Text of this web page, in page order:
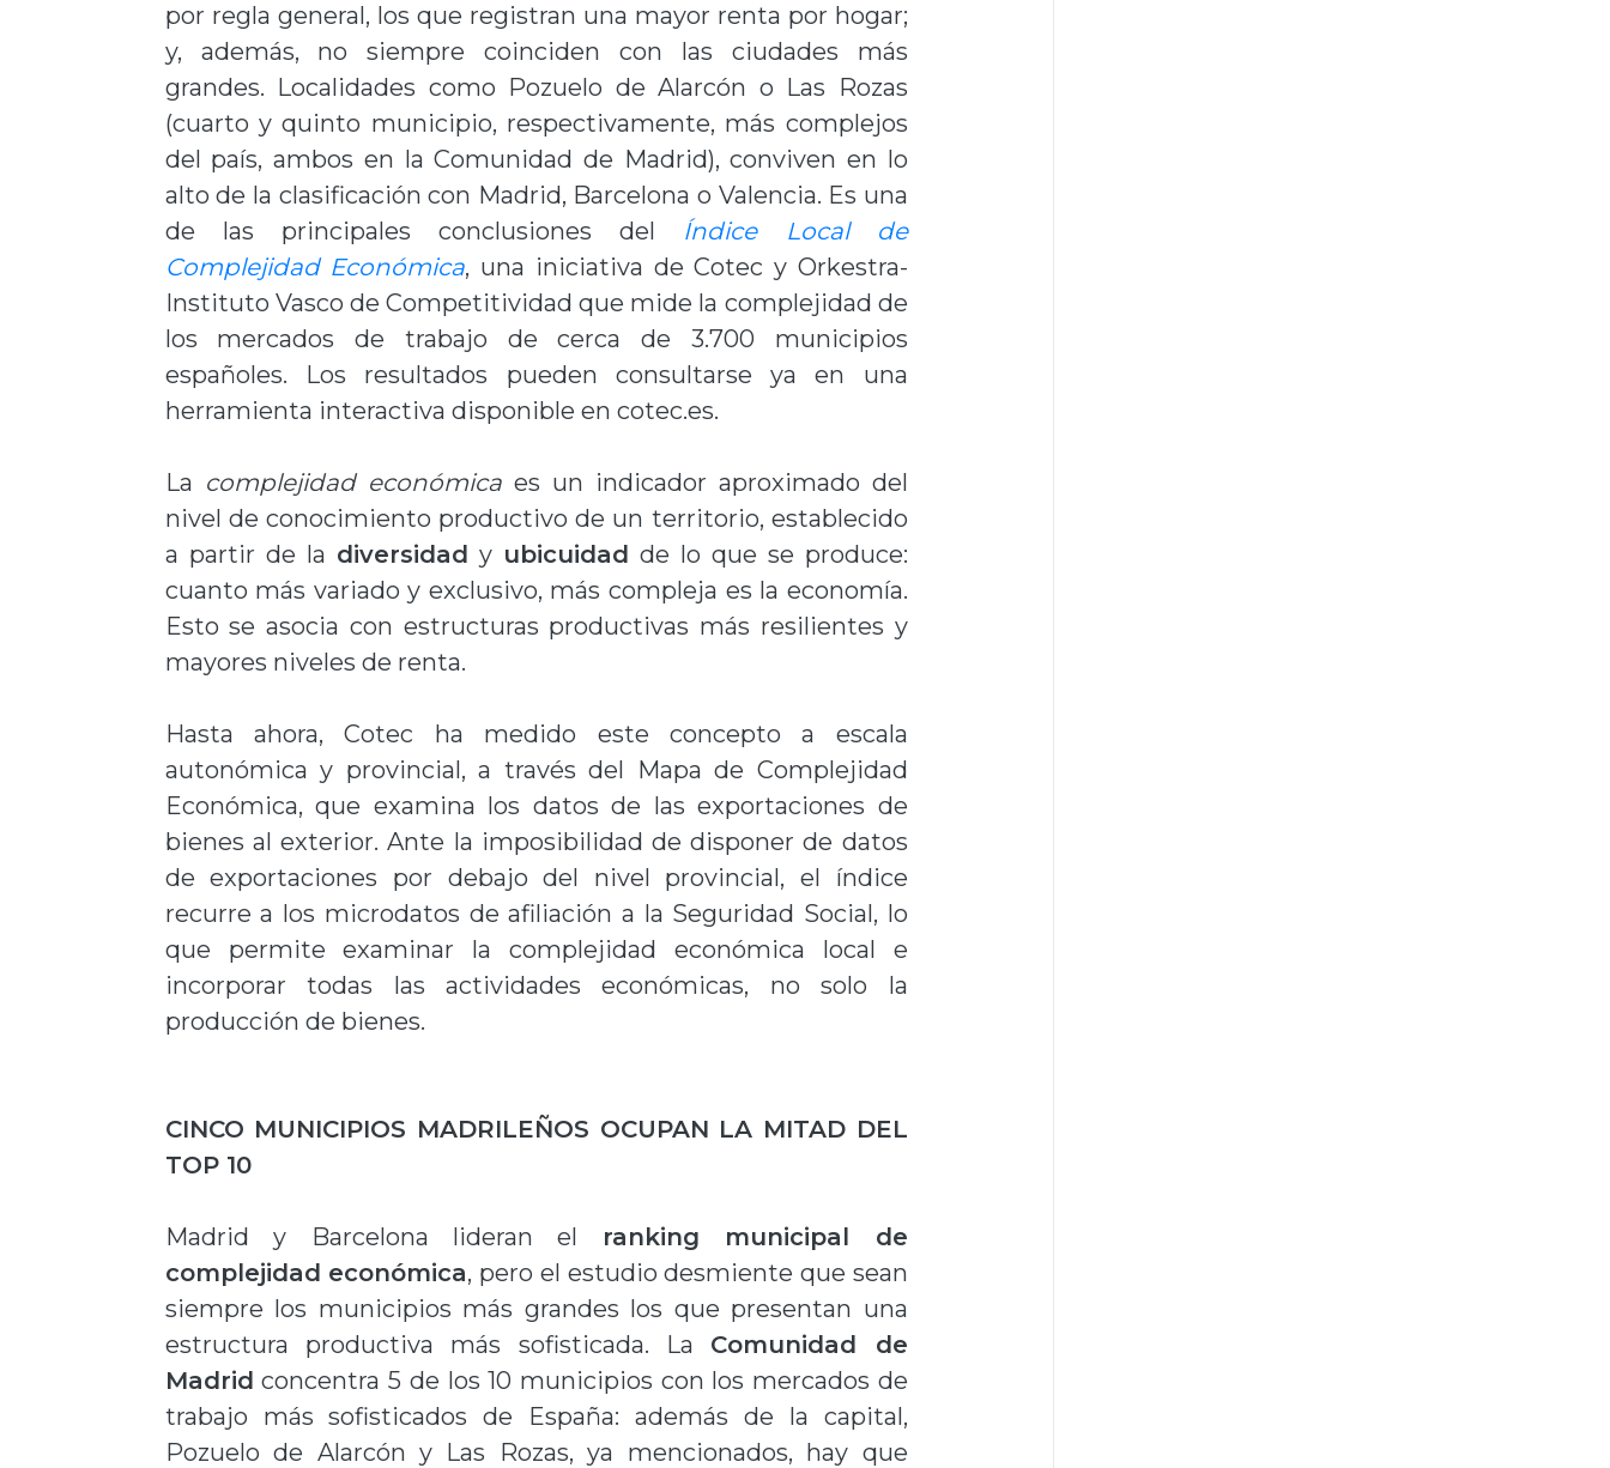
por regla general, los que registran una mayor renta por hogar;
y, además, no siempre coinciden con las ciudades más
grandes. Localidades como Pozuelo de Alarcón o Las Rozas
(cuarto y quinto municipio, respectivamente, más complejos
del país, ambos en la Comunidad de Madrid), conviven en lo
alto de la clasificación con Madrid, Barcelona o Valencia. Es una
de las principales conclusiones del Índice Local de
Complejidad Económica, una iniciativa de Cotec y Orkestra-
Instituto Vasco de Competitividad que mide la complejidad de
los mercados de trabajo de cerca de 3.700 municipios
españoles. Los resultados pueden consultarse ya en una
herramienta interactiva disponible en cotec.es.
La complejidad económica es un indicador aproximado del
nivel de conocimiento productivo de un territorio, establecido
a partir de la diversidad y ubicuidad de lo que se produce:
cuanto más variado y exclusivo, más compleja es la economía.
Esto se asocia con estructuras productivas más resilientes y
mayores niveles de renta.
Hasta ahora, Cotec ha medido este concepto a escala
autonómica y provincial, a través del Mapa de Complejidad
Económica, que examina los datos de las exportaciones de
bienes al exterior. Ante la imposibilidad de disponer de datos
de exportaciones por debajo del nivel provincial, el índice
recurre a los microdatos de afiliación a la Seguridad Social, lo
que permite examinar la complejidad económica local e
incorporar todas las actividades económicas, no solo la
producción de bienes.
CINCO MUNICIPIOS MADRILEÑOS OCUPAN LA MITAD DEL
TOP 10
Madrid y Barcelona lideran el ranking municipal de
complejidad económica, pero el estudio desmiente que sean
siempre los municipios más grandes los que presentan una
estructura productiva más sofisticada. La Comunidad de
Madrid concentra 5 de los 10 municipios con los mercados de
trabajo más sofisticados de España: además de la capital,
Pozuelo de Alarcón y Las Rozas, ya mencionados, hay que